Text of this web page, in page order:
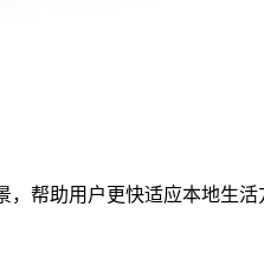
帮助用户更快适应本地生活